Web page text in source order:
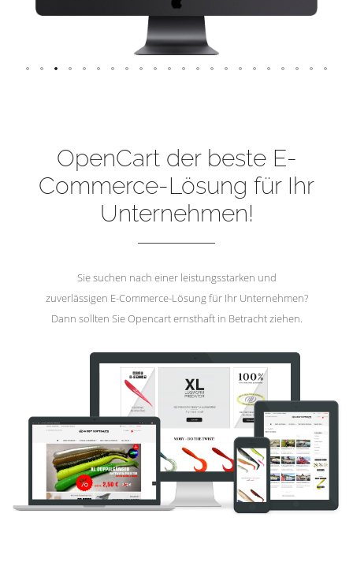
OpenCart der beste E-
Commerce-Lösung für Ihr
Unternehmen!
Sie suchen nach einer leistungsstarken und
zuverlässigen E-Commerce-Lösung für Ihr Unternehmen?
Dann sollten Sie Opencart ernsthaft in Betracht ziehen.